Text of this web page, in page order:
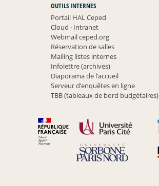
OUTILS INTERNES
Portail HAL Ceped
Cloud ·Intranet
Webmail ceped.org
Réservation de salles
Mailing listes internes
Infolettre (archives)
Diaporama de l’accueil
Serveur d’enquêtes en ligne
TBB (tableaux de bord budgétaires)